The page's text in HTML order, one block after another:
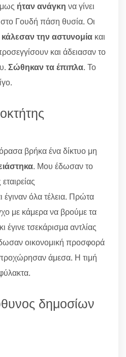
ήταν ανάγκη να γίνει
Γουδή πάση θυσία. Οι
κάλεσαν την αστυνομία και
και άδειασαν το
Σώθηκαν τα έπιπλα. Το
βρήκα ένα δίκτυο μη
. Μου έδωσαν το
έγιναν όλα τέλεια. Πρώτα
με κάμερα να βρούμε τα
έγινε τσεκάρισμα αντλίας
οικονομική προσφορά
προχώρησαν άμεσα. Η τιμή
δημοσίων